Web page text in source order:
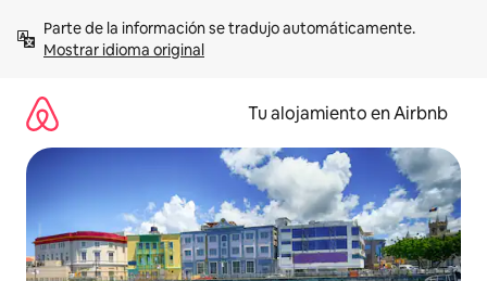
contenidoMostrar idioma original
Tu alojamiento en Airbnb